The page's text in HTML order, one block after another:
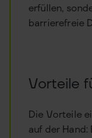
erfüllen,
barrierefreie
Vorteile
Die Vorteile
auf der